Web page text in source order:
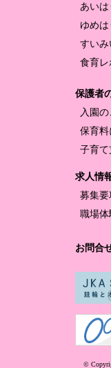
あいは
ゆめ
すいみ
食育レ
保護者
入園
保育料
子育て
求人情
募集要
職場体
お問合
©